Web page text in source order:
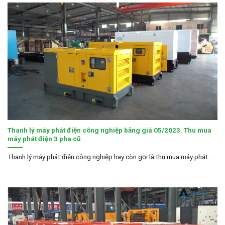
Thanh lý máy phát điện công nghiệp bảng giá 05/2023. Thu mua
máy phát điện 3 pha cũ
Thanh lý máy phát điện công nghiệp hay còn gọi là thu mua máy phát...